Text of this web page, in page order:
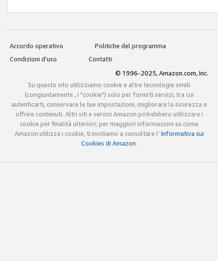
Accordo operativo
Politiche del programma
Condizioni d’uso
Contatti
© 1996-2025, Amazon.com, Inc.
Su questo sito utilizziamo cookie e altre tecnologie simili
(congiuntamente , i "cookie") solo per fornirti servizi, tra cui
autenticarti, conservare le tue impostazioni, migliorare la sicurezza e
offrire contenuti. Altri siti e servizi Amazon potrebbero utilizzare i
cookie per finalità ulteriori; per maggiori informazioni su come
Amazon utilizza i cookie, ti invitiamo a consultare l’Informativa sui
Cookies di Amazon.